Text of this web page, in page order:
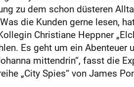
zu dem schon düsteren
die Kunden gerne lesen,
Christiane Heppner
Es geht um ein Abenteuer
mittendrin“, fasst die
„City Spies“ von James